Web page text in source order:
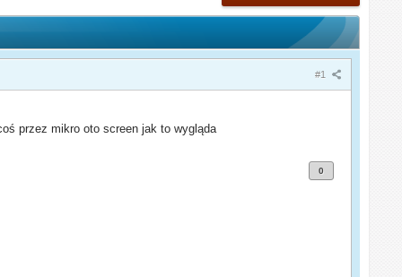
#1
przez mikro oto screen jak to wygląda
0